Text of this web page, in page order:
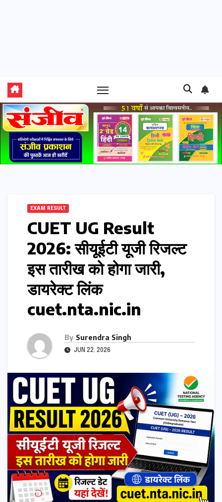
EXAM RESULT
CUET UG Result
2026: सीयूईटी यूजी रिजल्ट
इस तारीख को होगा जारी,
डायरेक्ट लिंक
cuet.nta.nic.in
By Surendra Singh
JUN 22, 2026